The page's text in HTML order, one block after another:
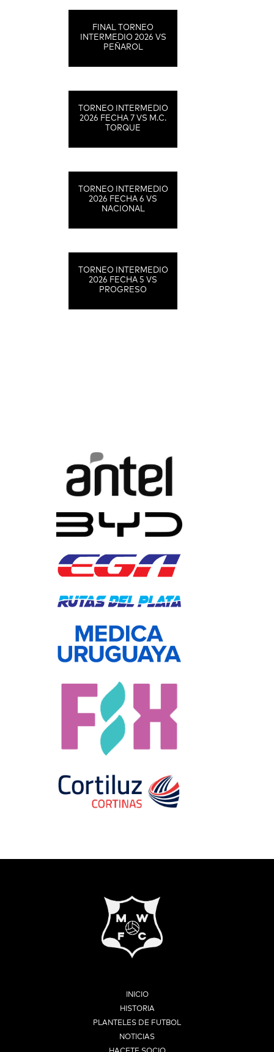
FINAL TORNEO
INTERMEDIO 2026 VS
PEÑAROL
TORNEO INTERMEDIO
2026 FECHA 7 VS M.C.
TORQUE
TORNEO INTERMEDIO
2026 FECHA 6 VS
NACIONAL
TORNEO INTERMEDIO
2026 FECHA 5 VS
PROGRESO
INICIO
HISTORIA
PLANTELES DE FUTBOL
NOTICIAS